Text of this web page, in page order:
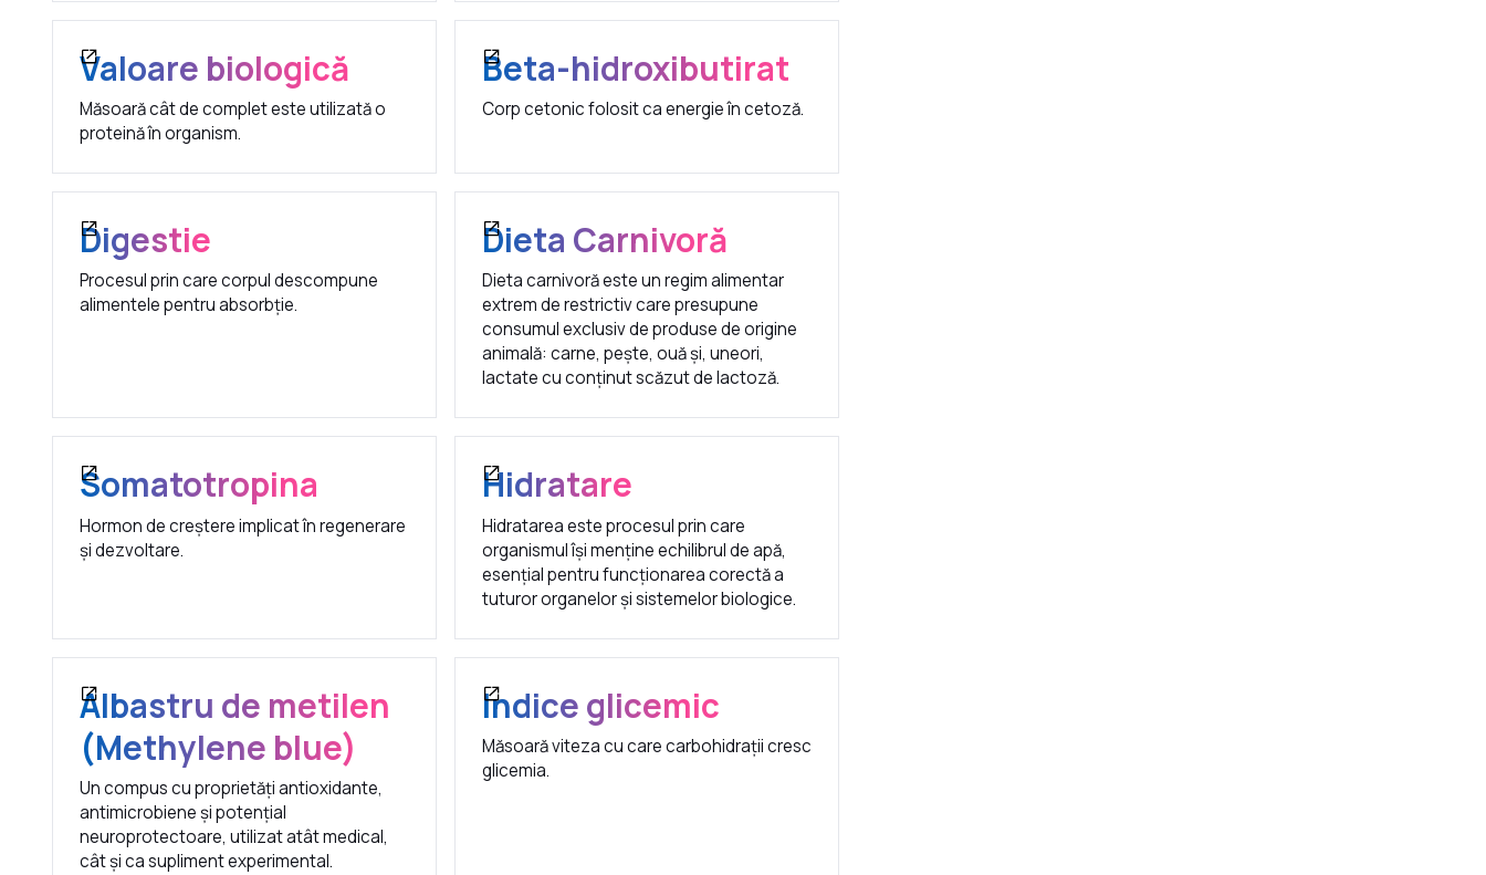
Valoare biologică
Măsoară cât de complet este utilizată o
proteină în organism.
Beta-hidroxibutirat
Corp cetonic folosit ca energie în cetoză.
Digestie
Procesul prin care corpul descompune
alimentele pentru absorbție.
Dieta Carnivoră
Dieta carnivoră este un regim alimentar
extrem de restrictiv care presupune
consumul exclusiv de produse de origine
animală: carne, pește, ouă și, uneori,
lactate cu conținut scăzut de lactoză.
Somatotropina
Hormon de creștere implicat în regenerare
și dezvoltare.
Hidratare
Hidratarea este procesul prin care
organismul își menține echilibrul de apă,
esențial pentru funcționarea corectă a
tuturor organelor și sistemelor biologice.
Albastru de metilen
(Methylene blue)
Un compus cu proprietăți antioxidante,
antimicrobiene și potențial
neuroprotectoare, utilizat atât medical,
cât și ca supliment experimental.
Indice glicemic
Măsoară viteza cu care carbohidrații cresc
glicemia.